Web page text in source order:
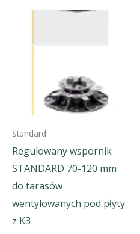
Standard
Regulowany wspornik
STANDARD 70-120 mm
do tarasów
wentylowanych pod płyty
z K3